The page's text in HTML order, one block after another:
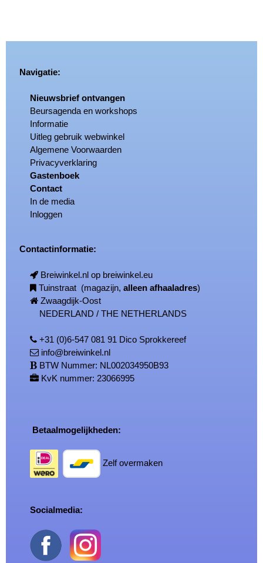
Navigatie:
Nieuwsbrief ontvangen
Beursagenda en workshops
Informatie
Uitleg gebruik webwinkel
Algemene Voorwaarden
Privacyverklaring
Gastenboek
Contact
In de media
Inloggen
Contactinformatie:
Breiwinkel.nl op breiwinkel.eu
Tuinstraat (magazijn,alleen afhaaladres)
Zwaagdijk-Oost
NEDERLAND / THE NETHERLANDS
+31 (0)6-547 081 91 Dico Sprokkereef
info@breiwinkel.nl
BTW Nummer: NL002034950B93
KvK nummer: 23066995
Betaalmogelijkheden:
Zelf overmaken
Socialmedia: